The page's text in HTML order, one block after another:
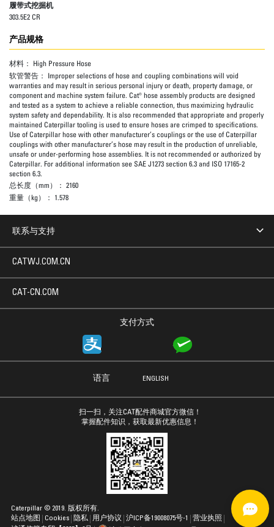
履带式挖掘机
303.5E2 CR
产品规格
材料： High Pressure Hose
软管警告： Improper selections of hose and coupling combinations will void
warranties and may result in serious personal injury or death, property damage, or
component and machine system failure. Cat® hose assembly products are designed
and tested as a system to achieve a reliable connection, thus maximizing hydraulic
system safety and dependability. It is also recommended that appropriate and properly
maintained Caterpillar tooling is used to ensure hoses are crimped to specifications.
Use of Caterpillar hose with other manufacturer’s couplings or the use of Caterpillar
couplings with other manufacturer’s hose may result in the production of unreliable,
unsafe or under-performing hose assemblies. It is not recommended or authorized by
Caterpillar. For additional information see SAE J1273 section 6.3 and ISO 17165-2
section 6.3.
总长度（mm）： 2160
重量（kg）： 1.578
联系与支持
支付方式
CATWJ.COM.CN
CAT-CN.COM
语言 ENGLISH
扫一扫，关注CAT配件商城官方微信！
掌握配件知识，获取最新优惠信息！
站点地图 Cookies 隐私 用户协议
Caterpillar © 2019. 版权所有.
沪ICP备19008075号-1
营业执照